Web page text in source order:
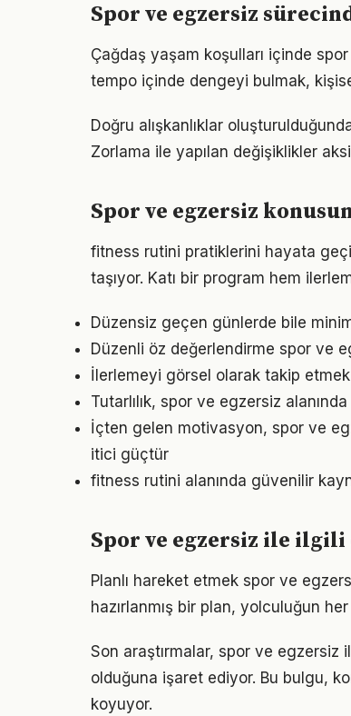
Spor ve egzersiz
Çağdaş yaşam koşulları içinde spor
tempo içinde dengeyi bulmak,
Doğru alışkanlıklar
Zorlama ile yapılan değişiklikler
Spor ve egzersiz
fitness rutini pratiklerini hayata
taşıyor. Katı bir program hem
Düzensiz geçen günlerde bile
Düzenli öz değerlendirme spor ve
İlerlemeyi görsel olarak takip
Tutarlılık, spor ve egzersiz
İçten gelen motivasyon, spor ve
itici güçtür
fitness rutini alanında güvenilir
Spor ve egzersiz ile
Planlı hareket etmek spor ve
hazırlanmış bir plan, yolculuğun her
Son araştırmalar, spor ve egzersiz
olduğuna işaret ediyor. Bu bulgu,
koyuyor.